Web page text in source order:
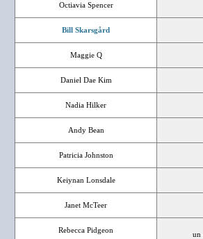
Octiavia Spencer
Bill Skarsgård
Maggie Q
Daniel Dae Kim
Nadia Hilker
Andy Bean
Patricia Johnston
Keiynan Lonsdale
Janet McTeer
Rebecca Pidgeon
un